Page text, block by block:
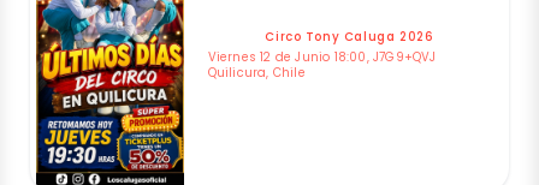
Circo Tony Caluga 2026
Viernes 12 de Junio 18:00, J7G9+QVJ
Quilicura, Chile